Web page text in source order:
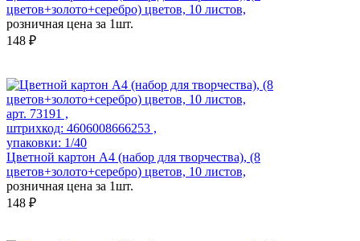
цветов+золото+серебро) цветов, 10 листов,
розничная цена за 1шт.
148 ₽
арт. 73191 ,
штрихкод: 4606008666253 ,
упаковки: 1/40
Цветной картон А4 (набор для творчества), (8
цветов+золото+серебро) цветов, 10 листов,
розничная цена за 1шт.
148 ₽